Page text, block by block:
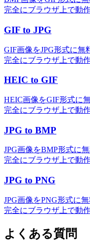
完全にブラウザ上で動作
GIF to JPG
GIF画像をJPG形式に無
完全にブラウザ上で動作
HEIC to GIF
HEIC画像をGIF形式に
完全にブラウザ上で動作
JPG to BMP
JPG画像をBMP形式に
完全にブラウザ上で動作
JPG to PNG
JPG画像をPNG形式に
完全にブラウザ上で動作
よくある質問